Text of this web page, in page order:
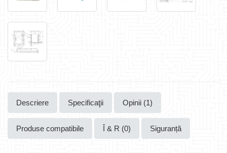
Descriere Specificaţii Opinii (1)
Produse compatibile Î & R (0) Siguranță